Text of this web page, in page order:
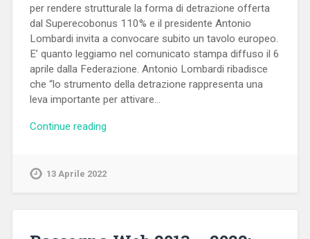
per rendere strutturale la forma di detrazione offerta
dal Superecobonus 110% e il presidente Antonio
Lombardi invita a convocare subito un tavolo europeo.
E’ quanto leggiamo nel comunicato stampa diffuso il 6
aprile dalla Federazione. Antonio Lombardi ribadisce
che “lo strumento della detrazione rappresenta una
leva importante per attivare…
Continue reading
13 Aprile 2022